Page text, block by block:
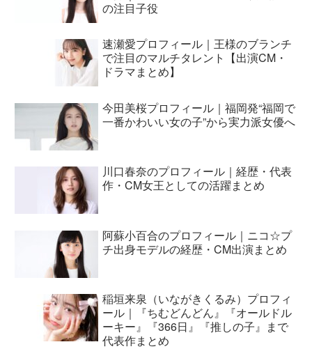
の注目子役
速瀬愛プロフィール｜王様のブランチ
で注目のマルチタレント【出演CM・
ドラマまとめ】
今田美桜プロフィール｜福岡発“福岡で
一番かわいい女の子”から実力派女優へ
川口春奈のプロフィール｜経歴・代表
作・CM女王としての活躍まとめ
阿蘇小百合のプロフィール｜ニコ☆プ
チ出身モデルの経歴・CM出演まとめ
稲垣来泉（いながきくるみ）プロフィ
ール｜『ちむどんどん』『オールドル
ーキー』『366日』『推しの子』まで
代表作まとめ